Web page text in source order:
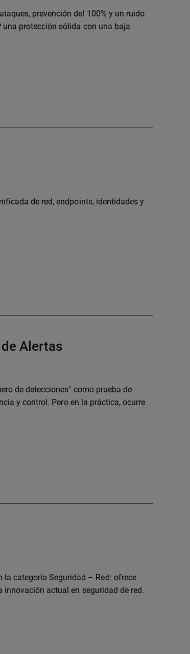
prevención del 100% y un ruido
protección sólida con una baja
de red, endpoints, identidades y
Alertas
de detecciones" como prueba de
y control. Pero en la práctica, ocurre
la categoría Seguridad – Red: ofrece
actual en seguridad de red.